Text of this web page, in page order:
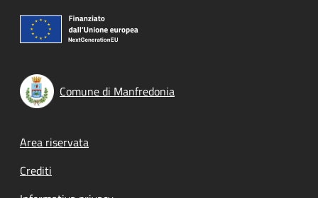
Comune di Manfredonia
Footer menu
Area riservata
Crediti